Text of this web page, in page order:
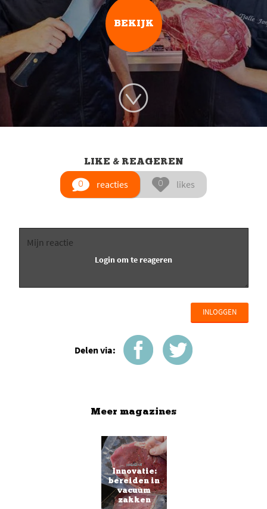
BEKIJK
LIKE & REAGEREN
reacties likes
INLOGGEN
Delen via:
Meer magazines
MAGAZINE
Innovatie:
bereiden in
vacuüm
zakken